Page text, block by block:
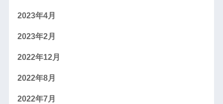
2023年4月
2023年2月
2022年12月
2022年8月
2022年7月